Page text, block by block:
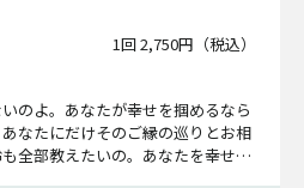
1回 2,750円（税込）
のよ。あなたが幸せを掴めるなら
なたにだけそのご縁の巡りとお相
全部教えたいの。あなたを幸せに